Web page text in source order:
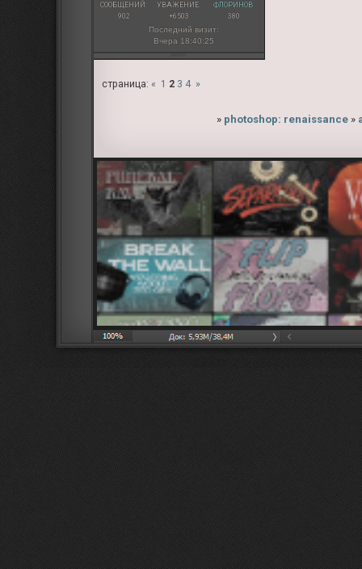
СООБЩЕНИЙ:
902
УВАЖЕНИЕ:
+6503
ФЛОРИНОВ:
380
Последний визит:
Вчера 18:40:25
страница:« 1 2 3 4 »
» photoshop: renaissance »